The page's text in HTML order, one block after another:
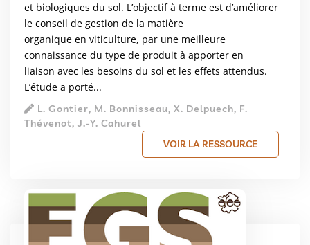
et biologiques du sol. L’objectif à terme est d’améliorer
le conseil de gestion de la matière
organique en viticulture, par une meilleure
connaissance du type de produit à apporter en
liaison avec les besoins du sol et les effets attendus.
L’étude a porté...
L. Gontier, M. Bonnisseau, X. Delpuech, F.
Thévenot, J.-Y. Cahurel
VOIR LA RESSOURCE